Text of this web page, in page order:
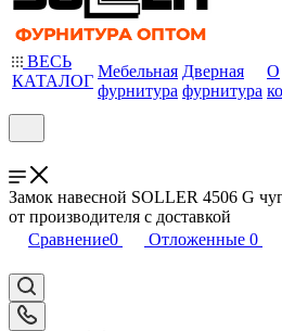
ВЕСЬ
КАТАЛОГ
Мебельная
фурнитура
Дверная
фурнитура
О
Замок навесной SOLLER 4506 G
от производителя с доставкой
Сравнение0 Отложенные 0